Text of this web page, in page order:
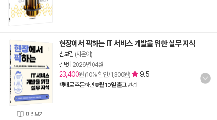
미리보기
현장에서 픽하는 IT 서비스 개발을 위한 실무 지식
신보람(지은이)
길벗 2026년 04월
23,400원 (10% 할인 / 1,300원) 9.5
택배로 주문하면 8월 10일 출고 변경